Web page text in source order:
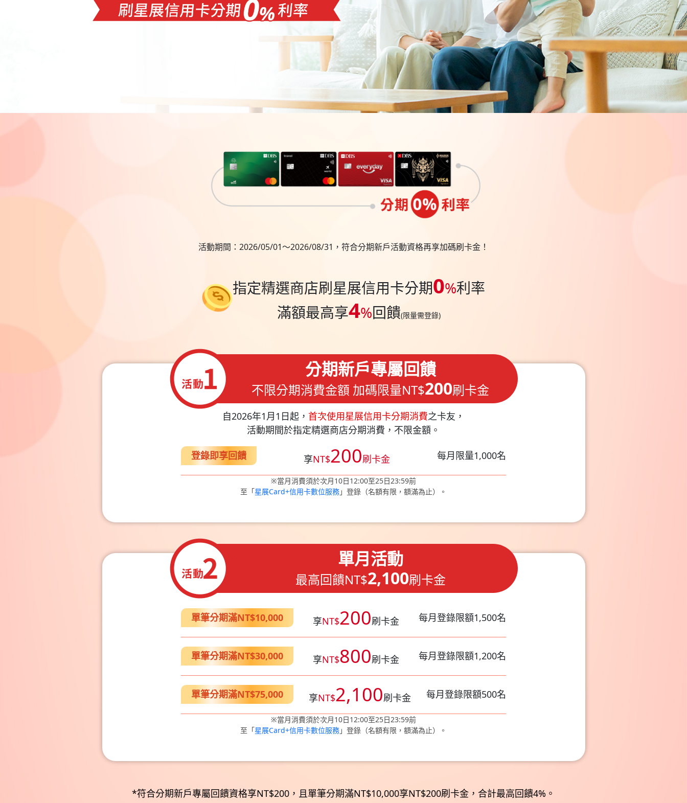
活動期間：2026/05/01～2026/08/31，符合分期新戶活動資格再享加碼刷卡金！
指定精選商店刷星展信用卡分期0%利率
滿額最高享4%回饋(限量需登錄)
分期新戶專屬回饋
不限分期消費金額 加碼限量NT$200刷卡金
自2026年1月1日起， 首次使用星展信用卡分期消費之卡友，
活動期間於指定精選商店分期消費，不限金額。
登錄即享回饋 享NT$200刷卡金 每月限量1,000名
※當月消費須於次月10日12:00至25日23:59前
至「星展Card+信用卡數位服務」登錄（名額有限，額滿為止）。
單月活動
最高回饋NT$2,100刷卡金
單筆分期滿NT$10,000 享NT$200刷卡金 每月登錄限額1,500名
單筆分期滿NT$30,000 享NT$800刷卡金 每月登錄限額1,200名
單筆分期滿NT$75,000 享NT$2,100刷卡金 每月登錄限額500名
※當月消費須於次月10日12:00至25日23:59前
至「星展Card+信用卡數位服務」登錄（名額有限，額滿為止）。
*符合分期新戶專屬回饋資格享NT$200，且單筆分期滿NT$10,000享NT$200刷卡金，合計最高回饋4%。